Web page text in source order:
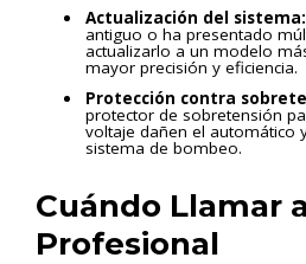
Actualización del sistema:
antiguo o ha presentado
actualizarlo a un modelo
mayor precisión y eficiencia.
Protección contra
protector de sobretensión
voltaje dañen el automático
sistema de bombeo.
Cuándo Llamar
Profesional